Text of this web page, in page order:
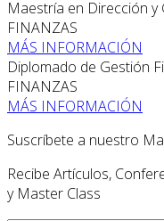
Maestría en Dirección y
FINANZAS
MÁS INFORMACIÓN
Diplomado de Gestión
FINANZAS
MÁS INFORMACIÓN
Suscríbete a nuestro
Recibe Artículos,
y Master Class